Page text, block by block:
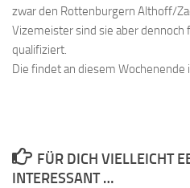
zwar den Rottenburgern Althoff/
Vizemeister sind sie aber
qualifiziert.
Die findet an diesem Wochenende
FÜR DICH VIELLEICHT
INTERESSANT …